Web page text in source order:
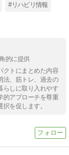
#リハビリ情報
的に提供
クトにまとめた内容
法、筋トレ、過去の
らしに取り入れやす
的アプローチを尊重
を促します。